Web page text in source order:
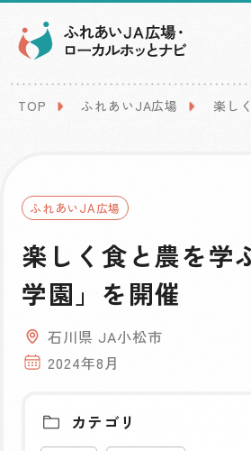
TOP ふれあいJA広場 楽し
ふれあいJA広場
楽しく食と農を学
学園」を開催
石川県 JA小松市
2024年8月
カテゴリ